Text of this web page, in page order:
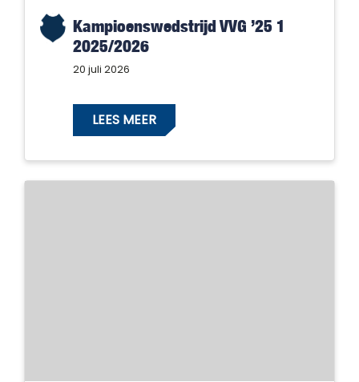
Kampioenswedstrijd VVG ’25 1
2025/2026
20 juli 2026
LEES MEER